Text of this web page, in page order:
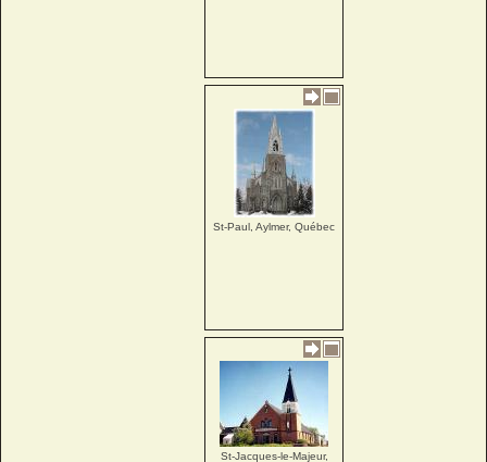
St-Paul, Aylmer, Québec
St-Jacques-le-Majeur,